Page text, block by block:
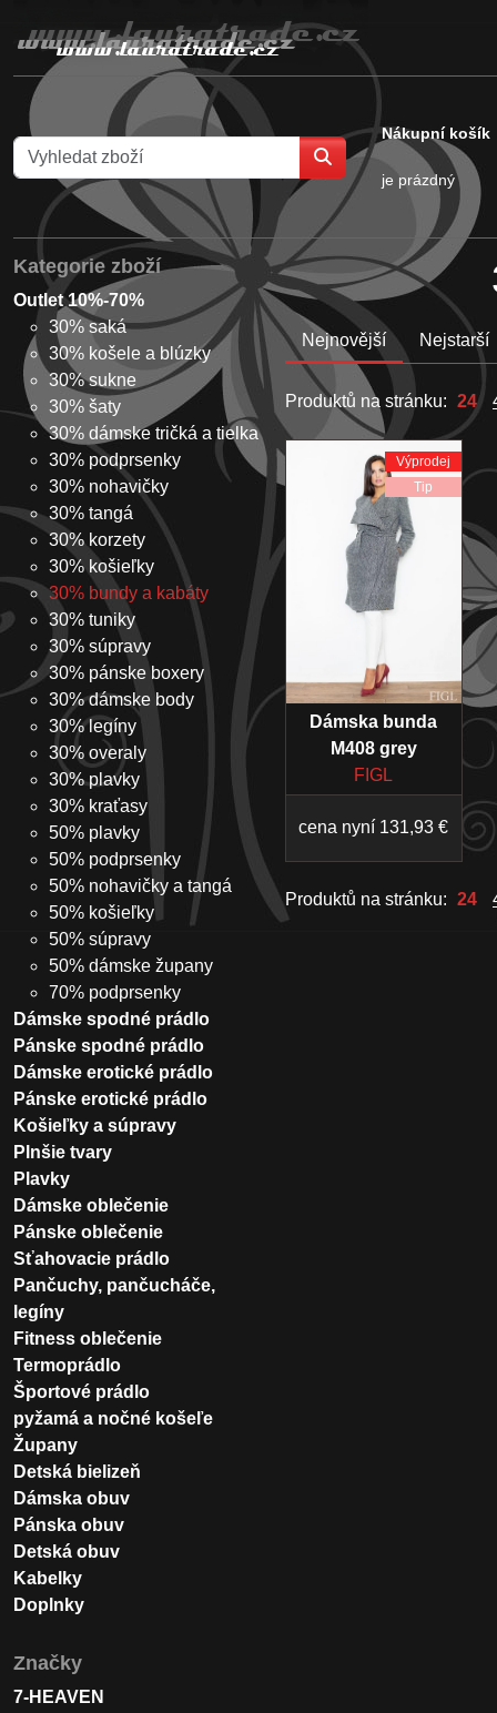
Nákupní košík
je prázdný
Nejnovější Nejstarší
Produktů na stránku: 24
Výprodej
Tip
Dámska bunda
M408 grey
FIGL
cena nyní 131,93 €
Produktů na stránku: 24
Kategorie zboží
Outlet 10%-70%
30% saká
30% košele a blúzky
30% sukne
30% šaty
30% dámske tričká a tielka
30% podprsenky
30% nohavičky
30% tangá
30% korzety
30% košieľky
30% bundy a kabáty
30% tuniky
30% súpravy
30% pánske boxery
30% dámske body
30% legíny
30% overaly
30% plavky
30% kraťasy
50% plavky
50% podprsenky
50% nohavičky a tangá
50% košieľky
50% súpravy
50% dámske župany
70% podprsenky
Dámske spodné prádlo
Pánske spodné prádlo
Dámske erotické prádlo
Pánske erotické prádlo
Košieľky a súpravy
Plnšie tvary
Plavky
Dámske oblečenie
Pánske oblečenie
Sťahovacie prádlo
Pančuchy, pančucháče,
legíny
Fitness oblečenie
Termoprádlo
Športové prádlo
pyžamá a nočné košeľe
Župany
Detská bielizeň
Dámska obuv
Pánska obuv
Detská obuv
Kabelky
Doplnky
Značky
7-HEAVEN